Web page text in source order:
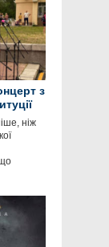
з
ніж